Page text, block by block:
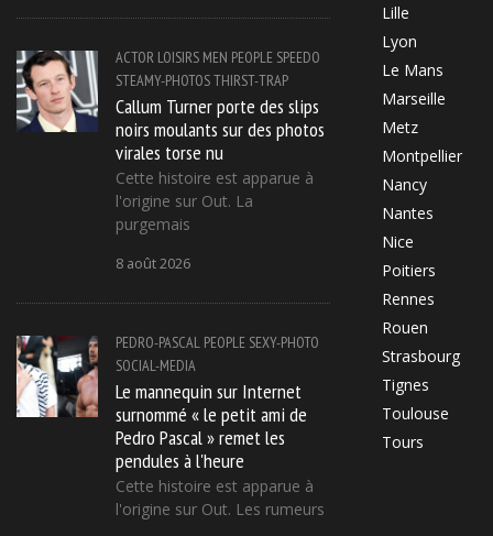
ACTOR LOISIRS MEN PEOPLE SPEEDO
STEAMY-PHOTOSTHIRST-TRAP
Callum Turner porte des slips
noirs moulants sur des photos
virales torse nu
Cette histoire est apparue à
l'origine sur Out. La
purgemais
8 août 2026
PEDRO-PASCAL PEOPLE SEXY-PHOTO
SOCIAL-MEDIA
Le mannequin sur Internet
surnommé « le petit ami de
Pedro Pascal » remet les
pendules à l'heure
Cette histoire est apparue à
l'origine sur Out. Les rumeurs
Lille
Lyon
Le Mans
Marseille
Metz
Montpellier
Nancy
Nantes
Nice
Poitiers
Rennes
Rouen
Strasbourg
Tignes
Toulouse
Tours